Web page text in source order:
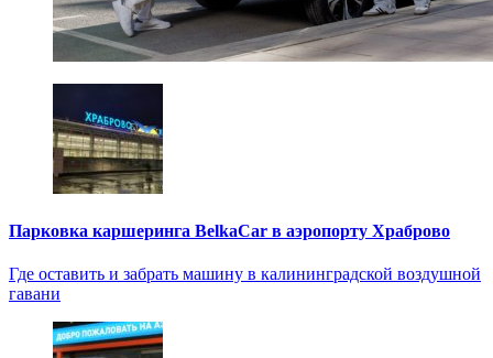
Парковка каршеринга BelkaCar в аэропорту Храброво
Где оставить и забрать машину в калининградской воздушной
гавани